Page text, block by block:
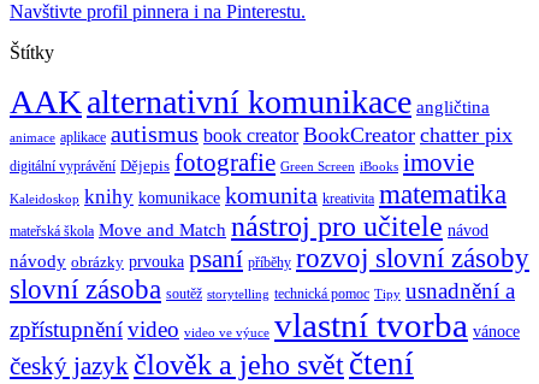
Navštivte profil pinnera i na Pinterestu.
Štítky
AAKalternativní komunikace angličtina
animace aplikace autismus book creator BookCreator chatter pix
digitální vyprávění Dějepis fotografie Green Screen iBooks imovie
Kaleidoskop knihy komunikace komunita kreativita matematika
mateřská škola Move and Match nástroj pro učitele návod
návody obrázky prvouka psaní příběhy rozvoj slovní zásoby
slovní zásoba soutěž storytelling technická pomoc Tipy usnadnění a
zpřístupněnívideo video ve výuce vlastní tvorba vánoce
český jazyk člověk a jeho světčtení